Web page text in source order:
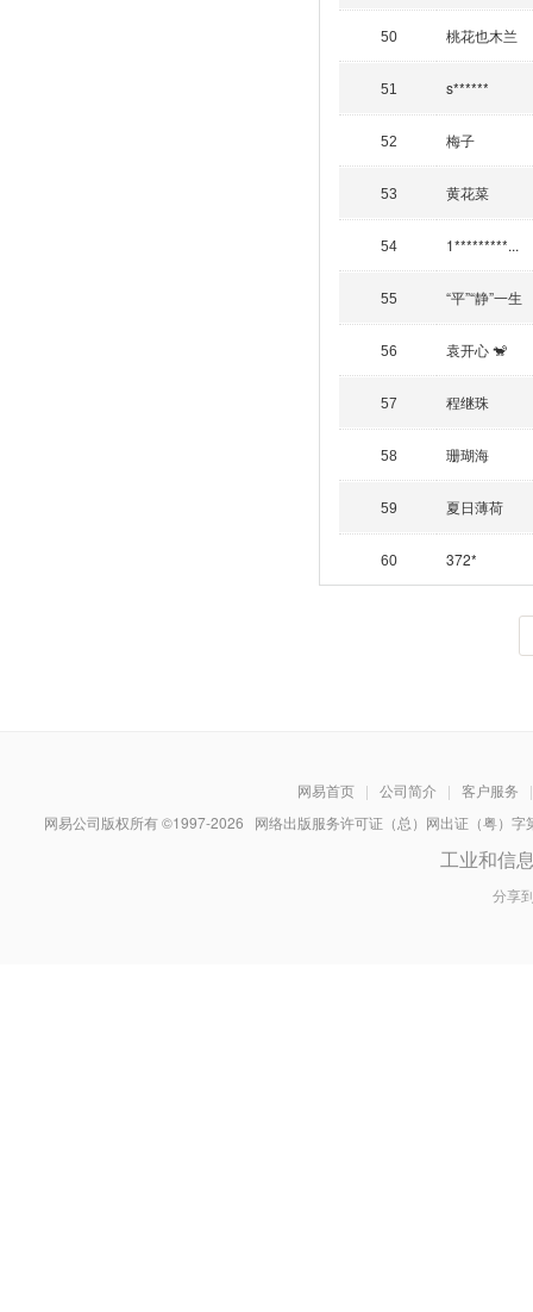
50 桃花也木兰
51 s******
52 梅子
53 黄花菜
54 1*********...
55 “平”“静”一生
56 袁开心 🐒
57 程继珠
58 珊瑚海
59 夏日薄荷
60 372*
网易首页 | 公司简介 | 客户服务
|
网易公司版权所有 ©1997-2026 网络出版服务许可证（总）网出证（粤）
工业和信
分享